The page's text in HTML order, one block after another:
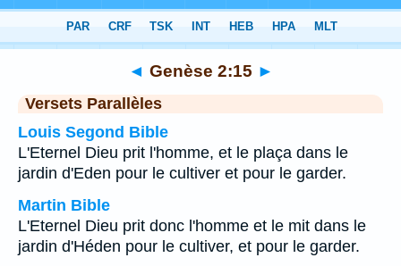
Chapitre 2> Verset 15
◄ Genèse 2:15 ►
Versets Parallèles
Louis Segond Bible
L'Eternel Dieu prit l'homme, et le plaça dans le
jardin d'Eden pour le cultiver et pour le garder.
Martin Bible
L'Eternel Dieu prit donc l'homme et le mit dans le
jardin d'Héden pour le cultiver, et pour le garder.